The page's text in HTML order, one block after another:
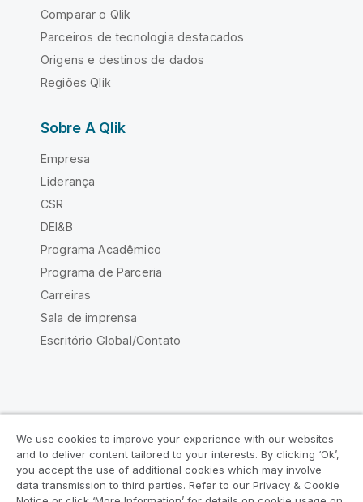
Comparar o Qlik
Parceiros de tecnologia destacados
Origens e destinos de dados
Regiões Qlik
Sobre A Qlik
Empresa
Liderança
CSR
DEI&B
Programa Acadêmico
Programa de Parceria
Carreiras
Sala de imprensa
Escritório Global/Contato
Acordos legais
Termos do produto
Legal Policies
Políticas Legais
We use cookies to improve your experience with our websites
and to deliver content tailored to your interests. By clicking ‘Ok’,
you accept the use of additional cookies which may involve
data transmission to third parties. Refer to our Privacy & Cookie